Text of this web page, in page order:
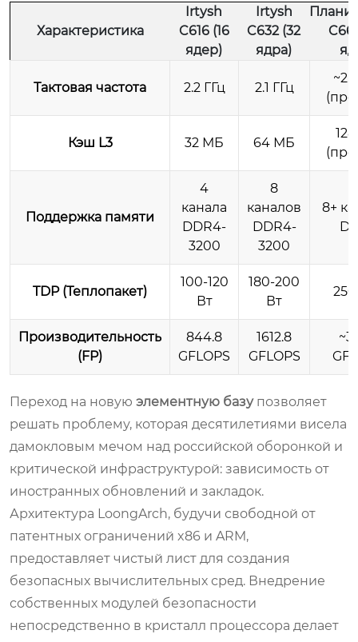
Характеристика
Irtysh
C616 (16
ядер)
Irtysh
C632 (32
ядра)
Тактовая частота 2.2 ГГц 2.1 ГГц
Кэш L3 32 МБ 64 МБ
Поддержка памяти
4
канала
DDR4-
3200
8
каналов
DDR4-
3200
8+
TDP (Теплопакет)
100-120
Вт
180-200
Вт
Производительность
(FP)
844.8
GFLOPS
1612.8
GFLOPS
Переход на новую элементную базупозволяет
решать проблему, которая десятилетиями висела
дамокловым мечом над российской оборонкой и
критической инфраструктурой: зависимость от
иностранных обновлений и закладок.
Архитектура LoongArch, будучи свободной от
патентных ограничений x86 и ARM,
предоставляет чистый лист для создания
безопасных вычислительных сред. Внедрение
собственных модулей безопасности
непосредственно в кристалл процессора делает